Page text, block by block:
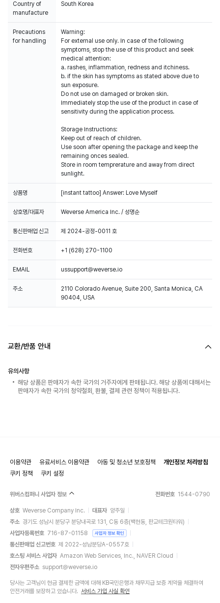
Country of
manufacture
South Korea
Precautions
for handling
Warning:
For external use only. In case of the following
symptoms, stop the use of this product and seek
medical attention:
a. rashes, inflammation, redness and itchiness.
b. if the skin has symptoms as stated above due to
sun exposure.
Do not use on damaged or broken skin.
Immediately stop the use of the product in case of
sensitivity during the application process.
Storage Instructions:
Keep out of reach of children.
Use soon after opening the package and keep the
remaining onces sealed.
Store in room temprerature and away from direct
sunlight.
상품명 [instant tattoo] Answer: Love Myself
상호명/대표자 Weverse America Inc. / 성명순
통신판매업 신고 제 2024-공정-0011 호
전화번호 +1 (628) 270-1100
EMAIL ussupport@weverse.io
주소
2110 Colorado Avenue, Suite 200, Santa Monica, CA
90404, USA
교환/반품 안내
유의사항
해당 상품은 판매자가 속한 국가의 거주자에게 판매됩니다. 해당 상품에 대해서는
판매자가 속한 국가의 청약철회, 환불, 결제 관련 정책이 적용됩니다.
이용약관 유료서비스 이용약관 아동 및 청소년 보호정책
개인정보 처리방침
쿠키 정책
쿠키 설정
위버스컴퍼니 사업자 정보 전화번호 1544-0790
상호 Weverse Company Inc. 대표자 양주일
주소 경기도 성남시 분당구 분당내곡로 131, C동 6층(백현동, 판교테크원타워)
사업자등록번호 716-87-01158 사업자 정보 확인
통신판매업 신고번호 제 2022-성남분당A-0557호
호스팅 서비스 사업자 Amazon Web Services, Inc., NAVER Cloud
전자우편주소 support@weverse.io
당사는 고객님이 현금 결제한 금액에 대해 KB국민은행과 채무지급 보증 계약을 체결하여
안전거래를 보장하고 있습니다. 서비스 가입 사실 확인